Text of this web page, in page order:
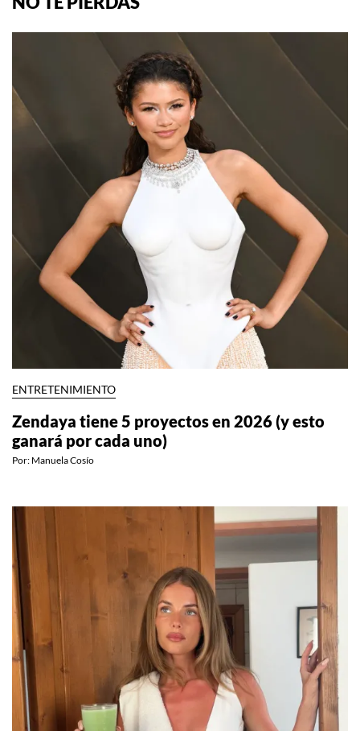
ENTRETENIMIENTO
Zendaya tiene 5 proyectos en 2026 (y esto
ganará por cada uno)
Por: Manuela Cosío